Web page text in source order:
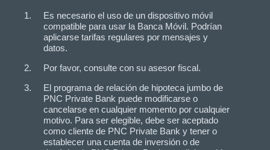
Es necesario el uso de un dispositivo móvil
compatible para usar la Banca Móvil. Podrían
aplicarse tarifas regulares por mensajes y
datos.
Por favor, consulte con su asesor fiscal.
El programa de relación de hipoteca jumbo de
PNC Private Bank puede modificarse o
cancelarse en cualquier momento por cualquier
motivo. Para ser elegible, debe ser aceptado
como cliente de PNC Private Bank y tener o
establecer una cuenta de inversión o de